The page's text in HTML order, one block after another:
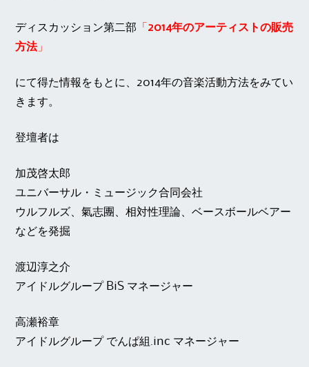
ディスカッション第二部 「 2014年のアーティストの販売
方法」
にて得た情報をもとに、2014年の音楽活動方法をみてい
きます。
登壇者は
加茂啓太郎
ユニバーサル・ミュージック合同会社
ウルフルズ、氣志團、相対性理論、ベースボールベアー
などを発掘
渡辺淳之介
アイドルグループ BiS マネージャー
高瀬裕章
アイドルグループ でんぱ組.inc マネージャー